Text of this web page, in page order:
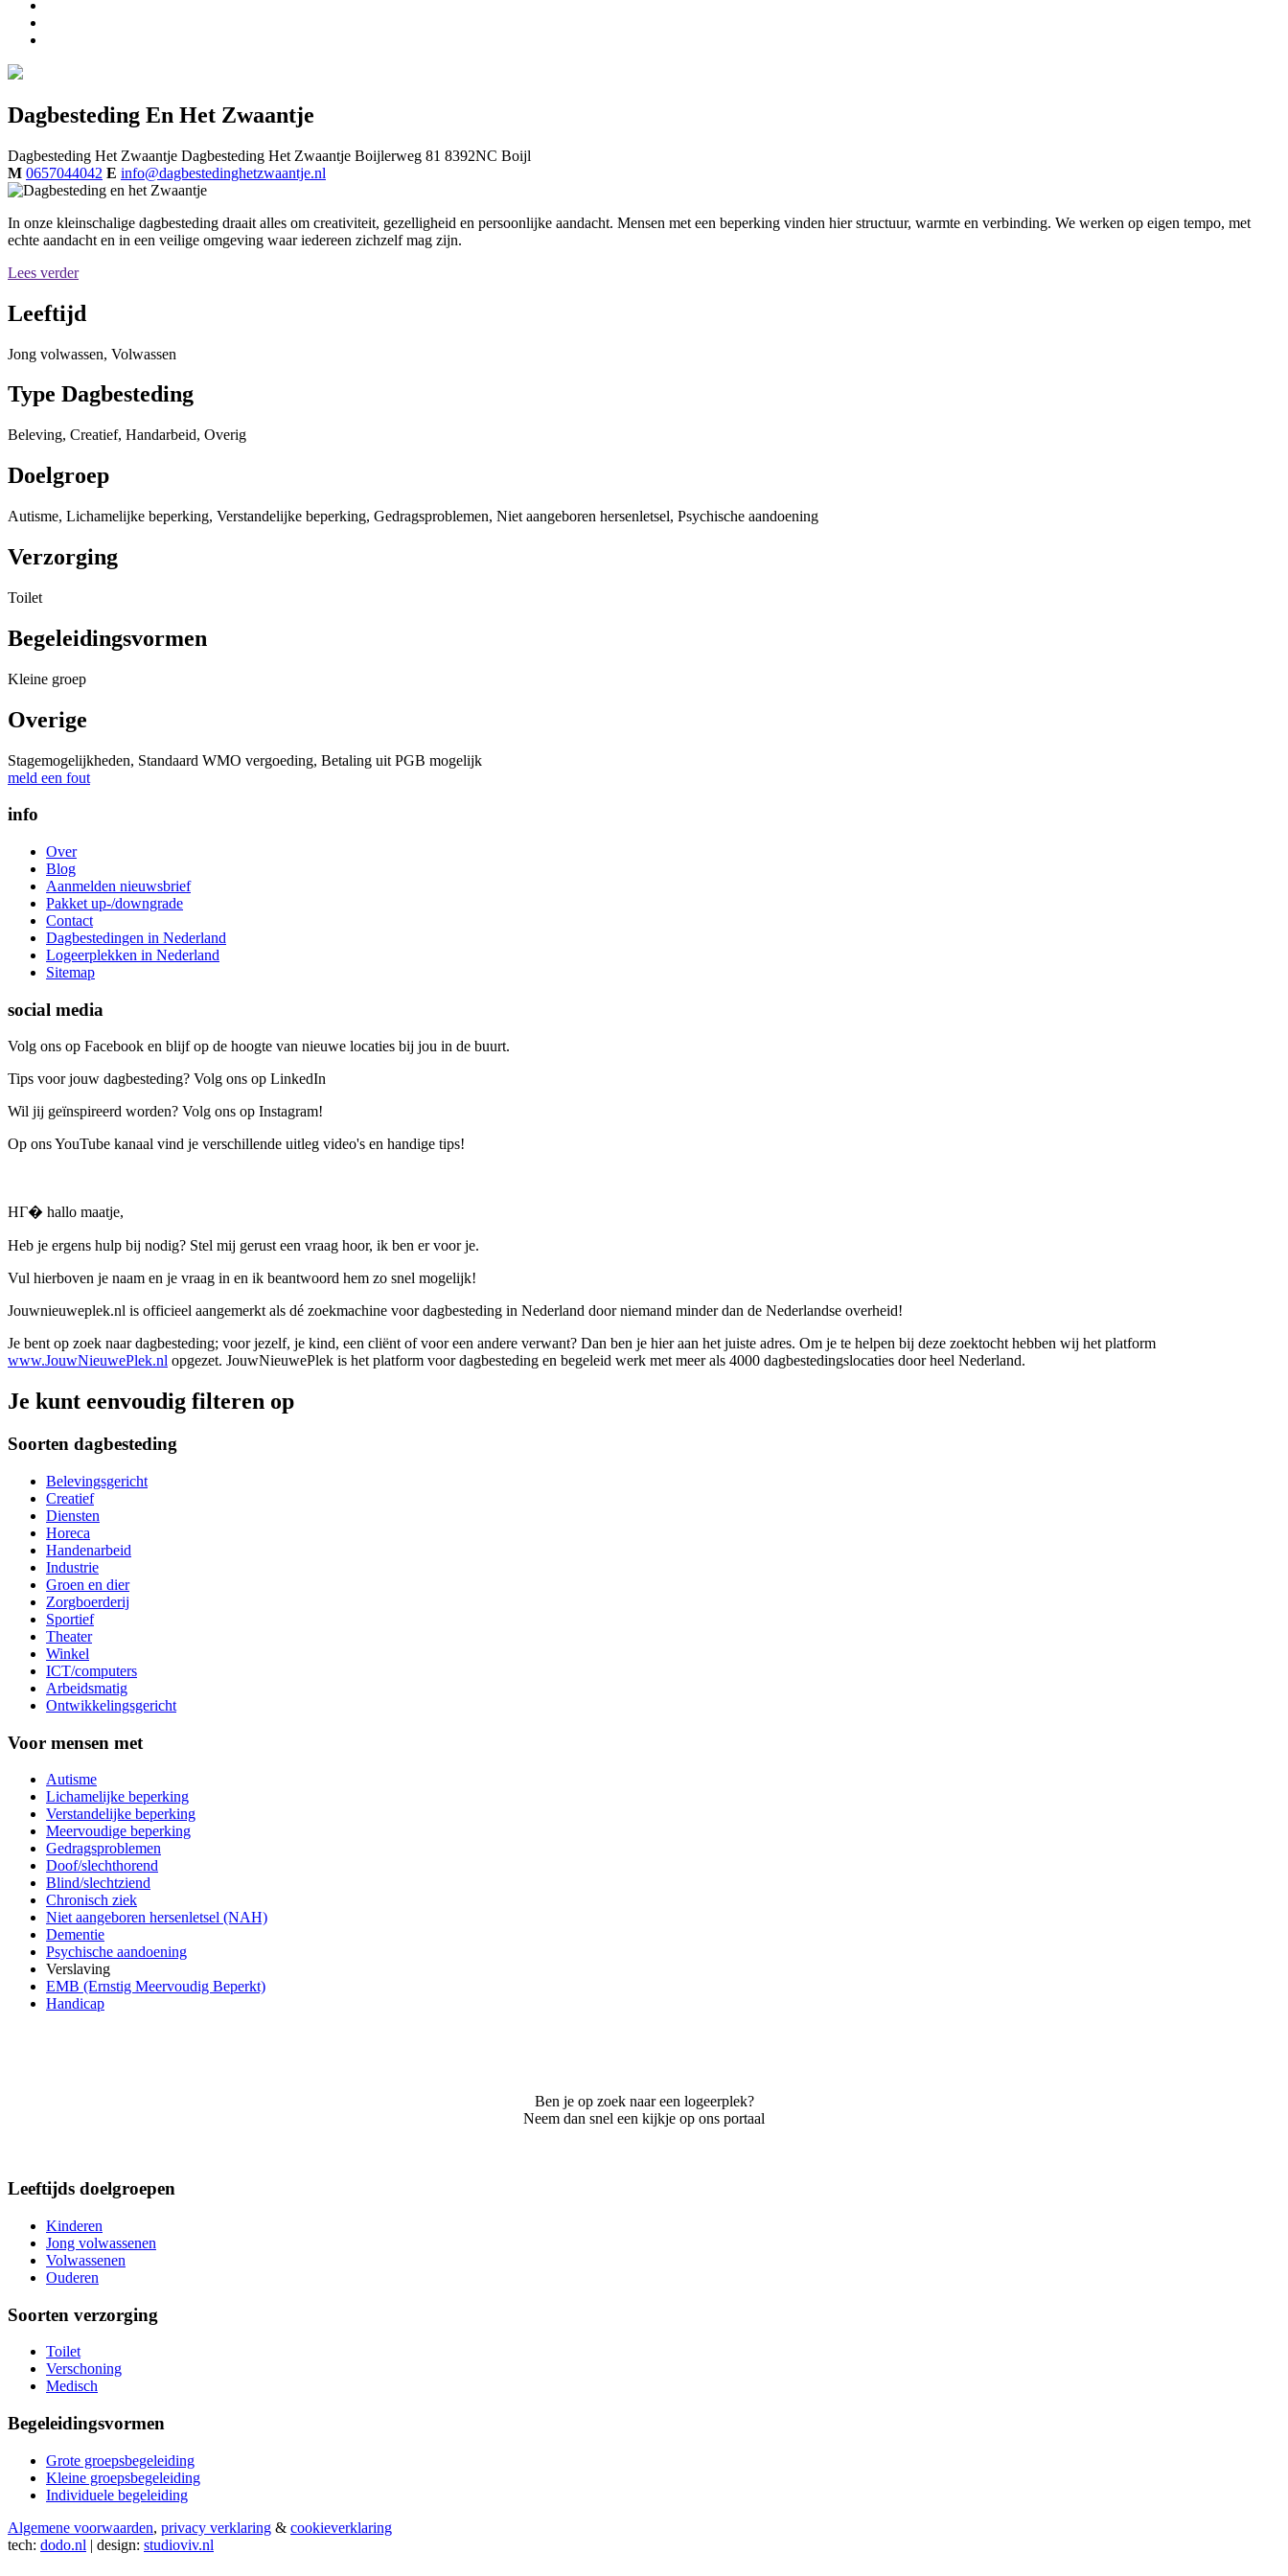
Dagbesteding En Het Zwaantje
Dagbesteding Het Zwaantje Dagbesteding Het Zwaantje Boijlerweg 81 8392NC Boijl
M 0657044042 E info@dagbestedinghetzwaantje.nl
In onze kleinschalige dagbesteding draait alles om creativiteit, gezelligheid en persoonlijke aandacht. Mensen met een beperking vinden hier structuur, warmte en verbinding. We werken op eigen tempo, met
echte aandacht en in een veilige omgeving waar iedereen zichzelf mag zijn.
Lees verder
Leeftijd
Jong volwassen, Volwassen
Type Dagbesteding
Beleving, Creatief, Handarbeid, Overig
Doelgroep
Autisme, Lichamelijke beperking, Verstandelijke beperking, Gedragsproblemen, Niet aangeboren hersenletsel, Psychische aandoening
Verzorging
Toilet
Begeleidingsvormen
Kleine groep
Overige
Stagemogelijkheden, Standaard WMO vergoeding, Betaling uit PGB mogelijk
meld een fout
info
Over
Blog
Aanmelden nieuwsbrief
Pakket up-/downgrade
Contact
Dagbestedingen in Nederland
Logeerplekken in Nederland
Sitemap
social media
Volg ons op Facebook en blijf op de hoogte van nieuwe locaties bij jou in de buurt.
Tips voor jouw dagbesteding? Volg ons op LinkedIn
Wil jij geïnspireerd worden? Volg ons op Instagram!
Op ons YouTube kanaal vind je verschillende uitleg video's en handige tips!
HГ� hallo maatje,
Heb je ergens hulp bij nodig? Stel mij gerust een vraag hoor, ik ben er voor je.
Vul hierboven je naam en je vraag in en ik beantwoord hem zo snel mogelijk!
Jouwnieuweplek.nl is officieel aangemerkt als dé zoekmachine voor dagbesteding in Nederland door niemand minder dan de Nederlandse overheid!
Je bent op zoek naar dagbesteding; voor jezelf, je kind, een cliënt of voor een andere verwant? Dan ben je hier aan het juiste adres. Om je te helpen bij deze zoektocht hebben wij het platform
www.JouwNieuwePlek.nl opgezet. JouwNieuwePlek is het platform voor dagbesteding en begeleid werk met meer als 4000 dagbestedingslocaties door heel Nederland.
Je kunt eenvoudig filteren op
Soorten dagbesteding
Belevingsgericht
Creatief
Diensten
Horeca
Handenarbeid
Industrie
Groen en dier
Zorgboerderij
Sportief
Theater
Winkel
ICT/computers
Arbeidsmatig
Ontwikkelingsgericht
Voor mensen met
Autisme
Lichamelijke beperking
Verstandelijke beperking
Meervoudige beperking
Gedragsproblemen
Doof/slechthorend
Blind/slechtziend
Chronisch ziek
Niet aangeboren hersenletsel (NAH)
Dementie
Psychische aandoening
Verslaving
EMB (Ernstig Meervoudig Beperkt)
Handicap
Ben je op zoek naar een logeerplek?
Neem dan snel een kijkje op ons portaal
Leeftijds doelgroepen
Kinderen
Jong volwassenen
Volwassenen
Ouderen
Soorten verzorging
Toilet
Verschoning
Medisch
Begeleidingsvormen
Grote groepsbegeleiding
Kleine groepsbegeleiding
Individuele begeleiding
Algemene voorwaarden, privacy verklaring & cookieverklaring
tech: dodo.nl | design: studioviv.nl